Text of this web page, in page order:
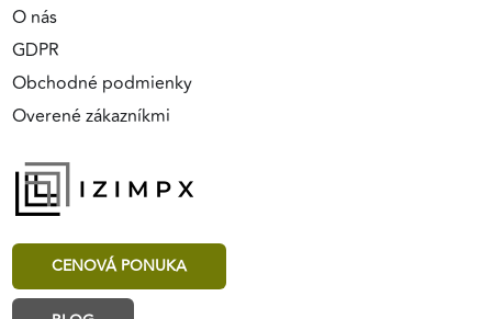
O nás
GDPR
Obchodné podmienky
Overené zákazníkmi
CENOVÁ PONUKA